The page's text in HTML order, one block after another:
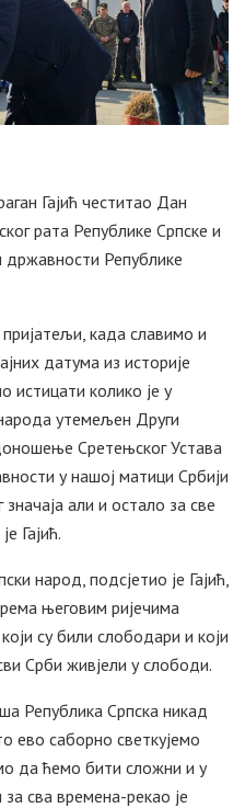
Гајић честитао Дан
рата Републике Српске и
Републике
када славимо и
датума из историје
истицати колико је у
утемељен Други
Сретењског Устава
у нашој матици Србији
али и остало за све
Гајић.
народ, подсјетио је Гајић,
његовим ријечима
су били слободари и који
Срби живјели у слободи.
Република Српска никад
ево саборно светкујемо
да ћемо бити сложни и у
сва времена-рекао је